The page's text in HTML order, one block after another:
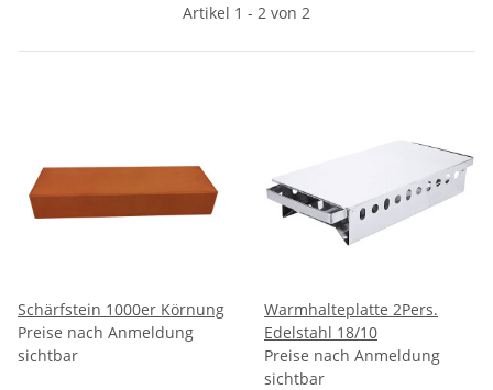
Artikel 1 - 2 von 2
Schärfstein 1000er Körnung
Preise nach Anmeldung
sichtbar
Warmhalteplatte 2Pers.
Edelstahl 18/10
Preise nach Anmeldung
sichtbar